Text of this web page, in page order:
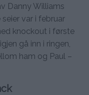
Danny Williams
var i februar
knockout i første
gå inn i ringen,
ham og Paul –